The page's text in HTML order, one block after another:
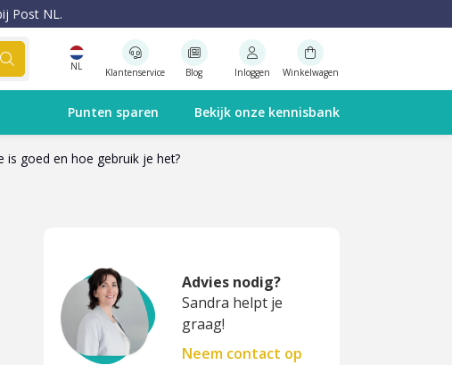
Post NL.
NL Klantenservice Blog Inloggen Winkelwagen
Punten sparen Bekijk onze kennisbank
is goed en hoe gebruik je het?
Advies nodig?
Sandra helpt je
graag!
Neem contact op